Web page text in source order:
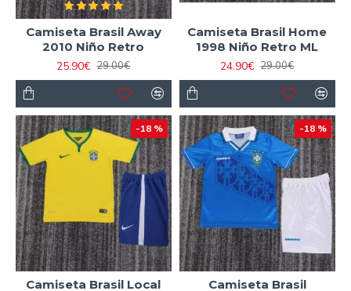
Camiseta Brasil Away
2010 Niño Retro
25.90€ 29.00€
Camiseta Brasil Home
1998 Niño Retro ML
24.90€ 29.00€
-18 %
Camiseta Brasil Local
-18 %
Camiseta Brasil